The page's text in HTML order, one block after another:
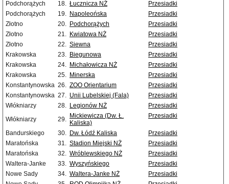
Podchorążych
18. Łucznicza NŻ
Przesiadki
Podchorążych
19. Napoleońska
Przesiadki
Złotno
20. Podchorążych
Przesiadki
Złotno
21. Kwiatowa NŻ
Przesiadki
Złotno
22. Siewna
Przesiadki
Krakowska
23. Biegunowa
Przesiadki
Krakowska
24. Michałowicza NŻ
Przesiadki
Krakowska
25. Minerska
Przesiadki
Konstantynowska 26. ZOO Orientarium
Przesiadki
Konstantynowska 27. Unii Lubelskiej (Fala)
Przesiadki
Włókniarzy
28. Legionów NŻ
Przesiadki
Włókniarzy
29. Mickiewicza (Dw. Ł.
Kaliska)
Przesiadki
Bandurskiego 30. Dw. Łódź Kaliska
Przesiadki
Maratońska
31. Stadion Miejski NŻ
Przesiadki
Maratońska
32. Wróblewskiego NŻ
Przesiadki
Waltera-Janke
33. Wyszyńskiego
Przesiadki
Nowe Sady
34. Waltera-Janke NŻ
Przesiadki